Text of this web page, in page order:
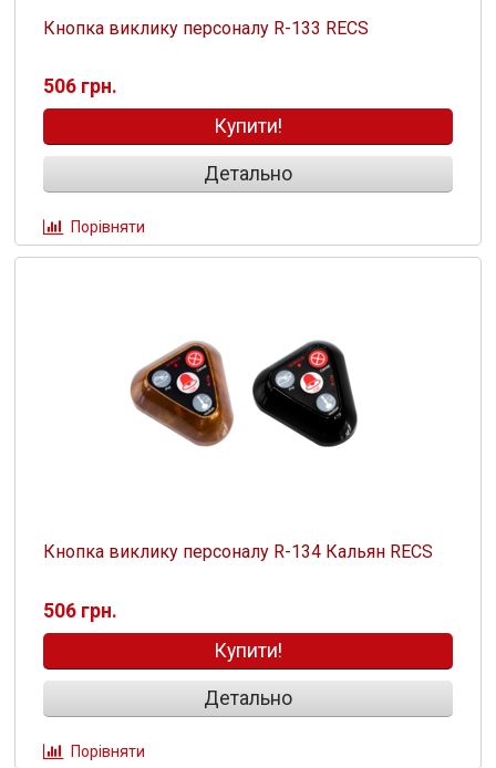
Кнопка виклику персоналу R-133 RECS
506 грн.
Купити!
Детально
Порівняти
Кнопка виклику персоналу R-134 Кальян RECS
506 грн.
Купити!
Детально
Порівняти